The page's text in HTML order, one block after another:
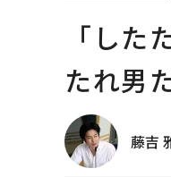
「し
たれ男
藤吉